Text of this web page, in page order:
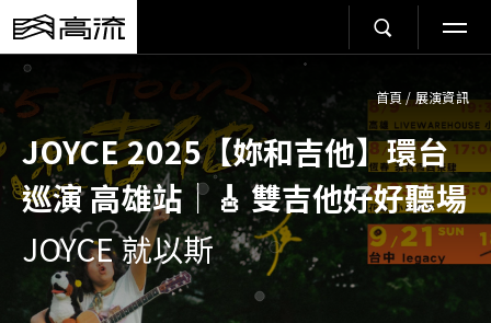
首頁/展演資訊
JOYCE 2025【妳和吉他】環台
巡演 高雄站｜🎸 雙吉他好好聽場
JOYCE 就以斯